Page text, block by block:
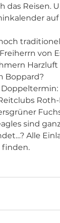
das Reisen.
auf
von
Boppard?
sind
Alle
finden.